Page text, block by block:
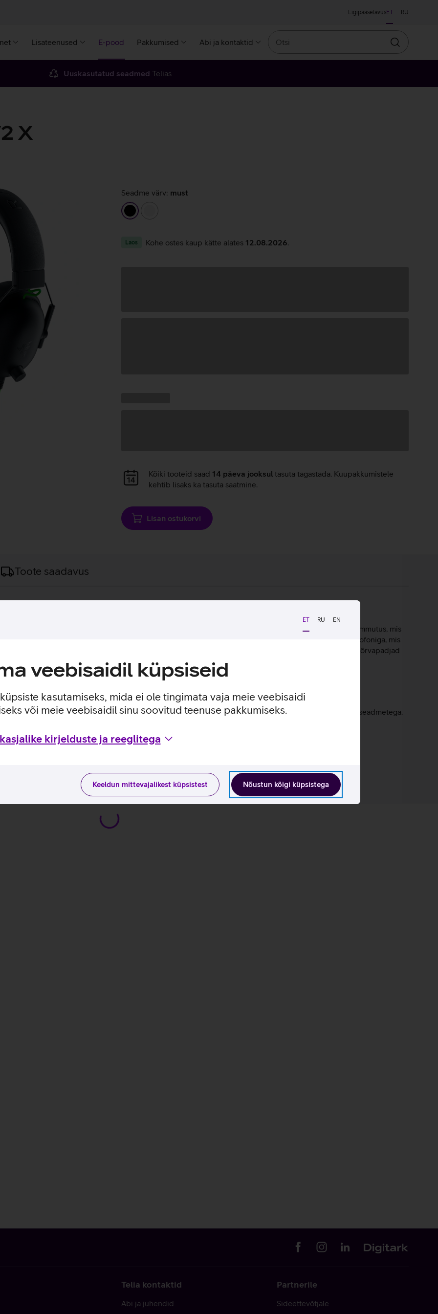
ET RU EN
veebisaidil küpsiseid
kasutamiseks, mida ei ole tingimata vaja meie veebisaidi
või meie veebisaidil sinu soovitud teenuse pakkumiseks.
kirjelduste ja reeglitega
Nõustun kõigi küpsistega
Keeldun mittevajalikest küpsistest
LigipääsetavusET RU
Lisateenused E-pood Pakkumised Abi ja kontaktid
Otsin
Uuskasutatud seadmed Telias
X
Seadme värv: must
must
Laos Kohe ostes kaup kätte alates 12.08.2026
Andmete
laadimine
Kõiki tooteid saad 14 päeva jooksul tasuta tagastada. Kuupakkumistele
kehtib lisaks ka tasuta saatmine.
Lisan ostukorvi
Toote saadavus
mis on loodud espordi mänguritele.
rikkalikke kõrgeid noote, võimsat bassi ja selget heli igas mängus. Klappidel on passiivne mürasummutus, mis
oma tähtsale mänguhetkele. BlackShark V2 X kõrvaklapid on varustatud Razer HyperClear mikrofoniga, mis
varrega mikrofonil on optimeeritud disain, mis kindlustab selgema heliedastuse. Pehmed mäluvahust kõrvapadjad
survet kõrvadele.
nii Windows’i kui Mac’i arvutite kui ka PS4, Xbox One, Nintendo Switch mängukonsoolide ja nutiseadmetega.
Telia kontaktid
Abi ja juhendid
Partnerile
Sideettevõtjale